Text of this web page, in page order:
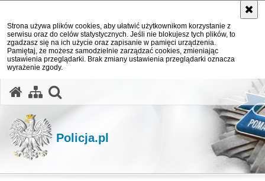
Strona używa plików cookies, aby ułatwić użytkownikom korzystanie z
serwisu oraz do celów statystycznych. Jeśli nie blokujesz tych plików, to
zgadzasz się na ich użycie oraz zapisanie w pamięci urządzenia.
Pamiętaj, że możesz samodzielnie zarządzać cookies, zmieniając
ustawienia przeglądarki. Brak zmiany ustawienia przeglądarki oznacza
wyrażenie zgody.
Policja.pl